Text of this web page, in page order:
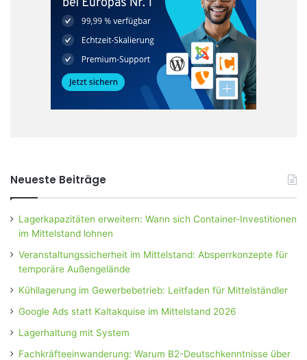
Neueste Beiträge
Lagerkapazitäten erweitern: Wann sich Container-Investitionen
im Mittelstand lohnen
Veranstaltungssicherheit im Mittelstand: Absperrkonzepte für
temporäre Außengelände
Kühllagerung im Gewerbebetrieb: Leitfaden für Mittelständler
Google Ads statt Kaltakquise im Mittelstand 2026
Lagerhaltung mit System
Fachkräfteeinwanderung: Warum B2-Deutschkenntnisse über